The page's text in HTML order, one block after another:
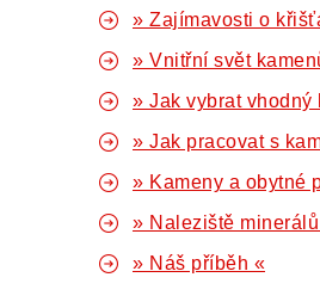
» Zajímavosti o
» Vnitřní svět
» Jak vybrat vhodný
» Jak pracovat s
» Kameny a obytné
» Naleziště
» Náš příběh «